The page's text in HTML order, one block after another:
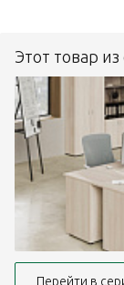
Этот товар
Перейти в